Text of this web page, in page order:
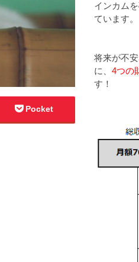
Pocket
インカム
ています。
将来が不
に、 4つの
す！